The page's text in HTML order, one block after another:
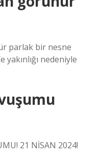
parlak bir nesne
nedeniyle
21 NİSAN 2024!